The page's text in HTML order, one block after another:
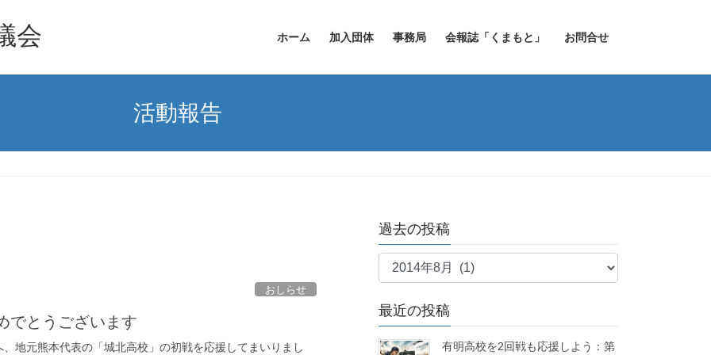
会 ホーム 加入団体 事務局 会報誌「くまもと」 お問合せ
活動報告
おしらせ
とうございます
地元熊本代表の「城北高校」の初戦を応援してまいりまし
過去の投稿
過
投
稿
最近の投稿
有明高校を2回戦も応援しよう：第